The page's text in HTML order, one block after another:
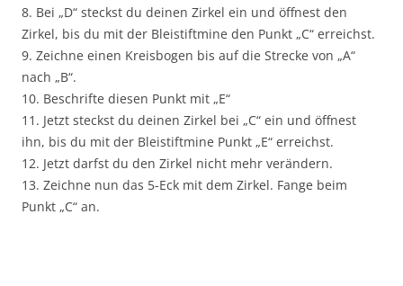
8. Bei „D“ steckst du deinen Zirkel ein und öffnest den
Zirkel, bis du mit der Bleistiftmine den Punkt „C“ erreichst.
9. Zeichne einen Kreisbogen bis auf die Strecke von „A“
nach „B“.
10. Beschrifte diesen Punkt mit „E“
11. Jetzt steckst du deinen Zirkel bei „C“ ein und öffnest
ihn, bis du mit der Bleistiftmine Punkt „E“ erreichst.
12. Jetzt darfst du den Zirkel nicht mehr verändern.
13. Zeichne nun das 5-Eck mit dem Zirkel. Fange beim
Punkt „C“ an.